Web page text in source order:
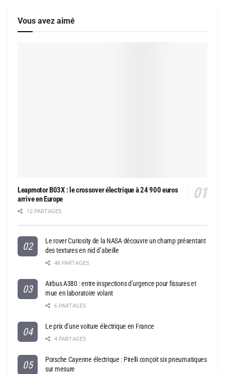
Vous avez aimé
Leapmotor B03X : le crossover électrique à 24 900 euros
arrive en Europe
12 PARTAGES
Le rover Curiosity de la NASA découvre un champ présentant
des textures en nid d’abeille
48 PARTAGES
Airbus A380 : entre inspections d’urgence pour fissures et
mue en laboratoire volant
6 PARTAGES
Le prix d’une voiture électrique en France
4 PARTAGES
Porsche Cayenne électrique : Pirelli conçoit six pneumatiques
sur mesure